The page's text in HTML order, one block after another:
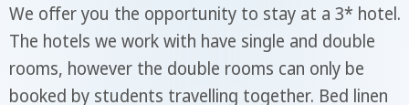
We offer you the opportunity to stay at a 3* hotel.
The hotels we work with have single and double
rooms, however the double rooms can only be
booked by students travelling together. Bed linen